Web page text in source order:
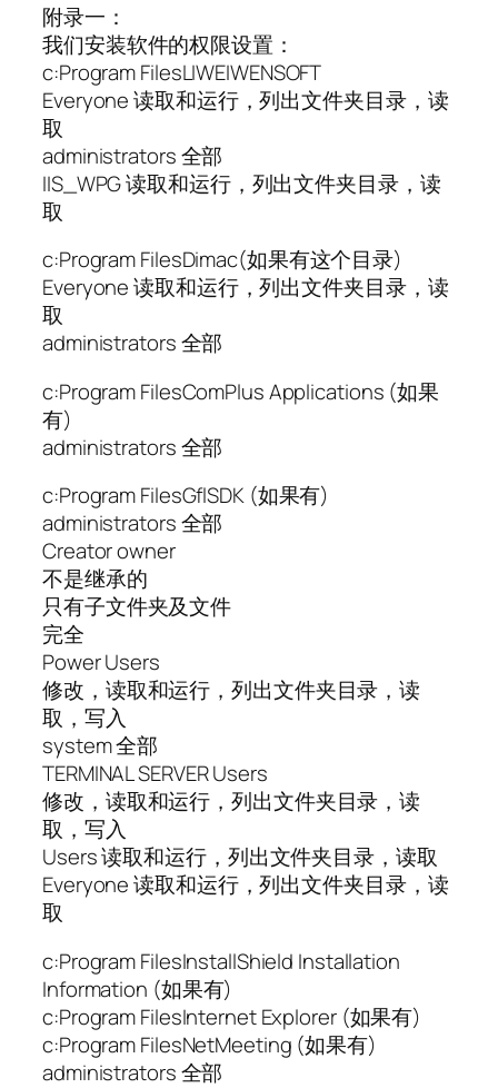
附录一：
我们安装软件的权限设置：
c:Program FilesLIWEIWENSOFT
Everyone 读取和运行，列出文件夹目录，读
取
administrators 全部
IIS_WPG 读取和运行，列出文件夹目录，读
取
c:Program FilesDimac(如果有这个目录)
Everyone 读取和运行，列出文件夹目录，读
取
administrators 全部
c:Program FilesComPlus Applications (如果
有)
administrators 全部
c:Program FilesGflSDK (如果有)
administrators 全部
Creator owner
不是继承的
只有子文件夹及文件
完全
Power Users
修改，读取和运行，列出文件夹目录，读
取，写入
system 全部
TERMINAL SERVER Users
修改，读取和运行，列出文件夹目录，读
取，写入
Users 读取和运行，列出文件夹目录，读取
Everyone 读取和运行，列出文件夹目录，读
取
c:Program FilesInstallShield Installation
Information (如果有)
c:Program FilesInternet Explorer (如果有)
c:Program FilesNetMeeting (如果有)
administrators 全部